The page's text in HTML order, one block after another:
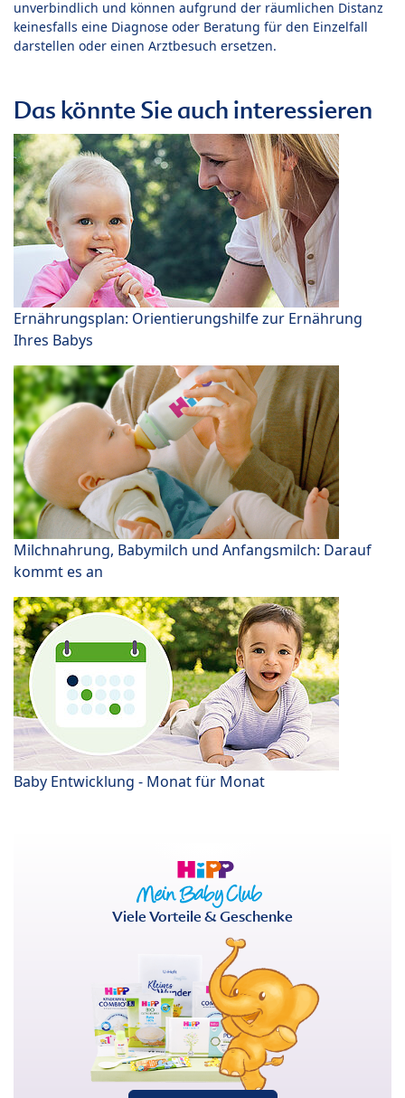
unverbindlich und können aufgrund der räumlichen Distanz
keinesfalls eine Diagnose oder Beratung für den Einzelfall
darstellen oder einen Arztbesuch ersetzen.
Das könnte Sie auch interessieren
Ernährungsplan: Orientierungshilfe zur Ernährung
Ihres Babys
Milchnahrung, Babymilch und Anfangsmilch: Darauf
kommt es an
Baby Entwicklung - Monat für Monat
Viele Vorteile & Geschenke